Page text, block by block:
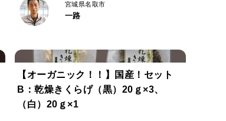
宮城県名取市
一路
【オーガニック！！】国産！セット
B：乾燥きくらげ（黒）20ｇ×3、
（白）20ｇ×1